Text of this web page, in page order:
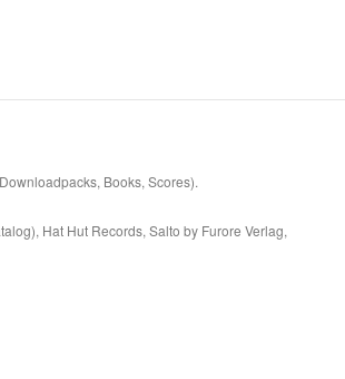
Books, Scores).
Hat Hut Records, Salto by Furore Verlag,